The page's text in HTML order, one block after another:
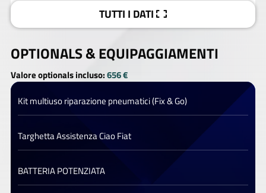
TUTTI I DATI
OPTIONALS &EQUIPAGGIAMENTI
Valore optionals incluso:656 €
Kit multiuso riparazione pneumatici (Fix & Go)
Targhetta Assistenza Ciao Fiat
BATTERIA POTENZIATA